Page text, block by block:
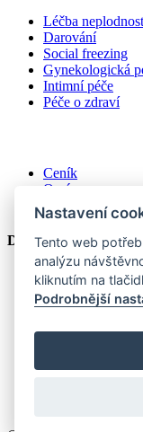
Léčba
Darování
Social freezing
Gynekologická
Intimní péče
Péče o zdraví
Ceník
O nás
Kontakt
Další
Vnitřní řád
Výroční zprávy
Příručka kvality
Zpracování a
Nastavení
Nastavení
Tento web
analýzu
kliknutím na
Podrobnější